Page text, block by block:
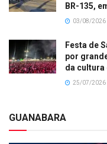
BR-135,
03/08/2026
Festa de
por
da cultura
25/07/2026
GUANABARA